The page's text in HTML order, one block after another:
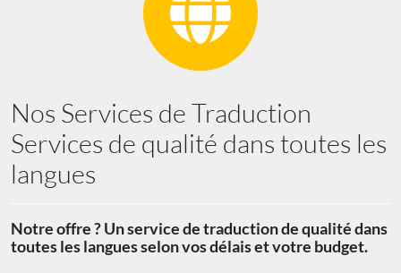
Nos Services de Traduction
Services de qualité dans toutes les
langues
Notre offre ? Un service de traduction de qualité dans
toutes les langues selon vos délais et votre budget.